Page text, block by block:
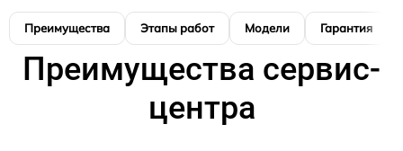
Преимущества Этапы работ Модели Гарантия
Преимущества сервис-
центра